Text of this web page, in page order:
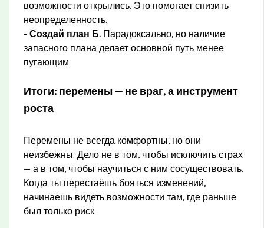
возможности открылись. Это помогает снизить
неопределенность.
-Создай план Б. Парадоксально, но наличие
запасного плана делает основной путь менее
пугающим.
Итоги: перемены — не враг, а инструмент
роста
Перемены не всегда комфортны, но они
неизбежны. Дело не в том, чтобы исключить страх
— а в том, чтобы научиться с ним сосуществовать.
Когда ты перестаёшь бояться изменений,
начинаешь видеть возможности там, где раньше
был только риск.